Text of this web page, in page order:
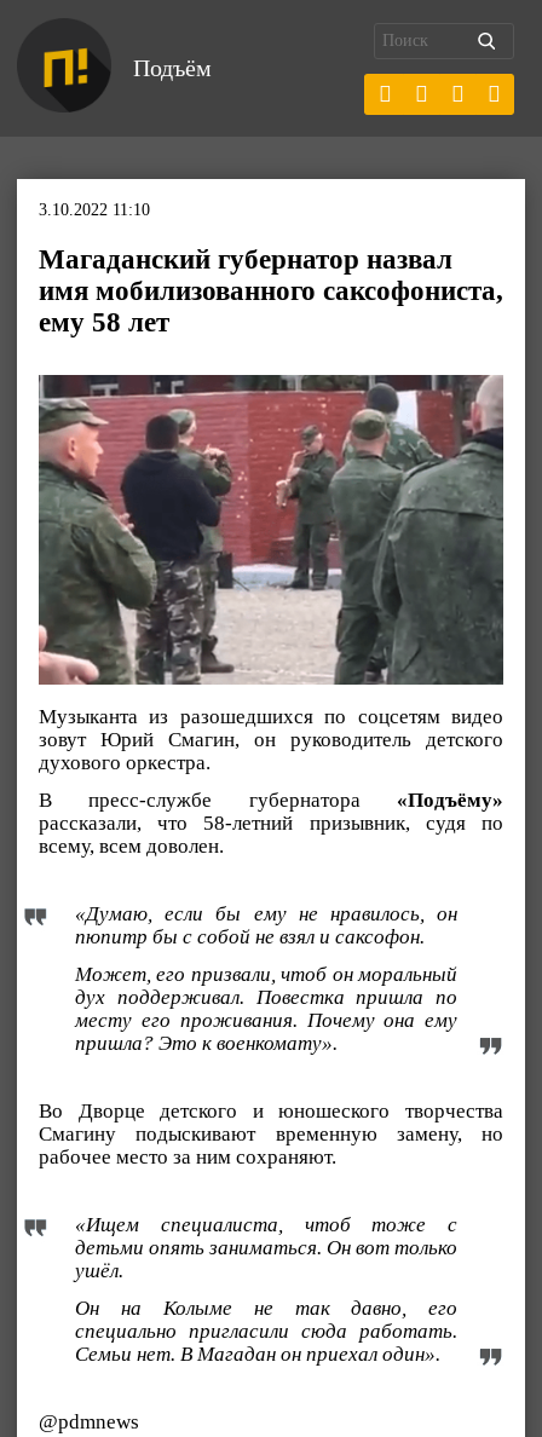
Подъём
3.10.2022 11:10
Магаданский губернатор назвал
имя мобилизованного саксофониста,
ему 58 лет
Музыканта из разошедшихся по соцсетям видео
зовут Юрий Смагин, он руководитель детского
духового оркестра.
В пресс-службе губернатора «Подъёму»
рассказали, что 58-летний призывник, судя по
всему, всем доволен.
«Думаю, если бы ему не нравилось, он
пюпитр бы с собой не взял и саксофон.
Может, его призвали, чтоб он моральный
дух поддерживал. Повестка пришла по
месту его проживания. Почему она ему
пришла? Это к военкомату».
Во Дворце детского и юношеского творчества
Смагину подыскивают временную замену, но
рабочее место за ним сохраняют.
«Ищем специалиста, чтоб тоже с
детьми опять заниматься. Он вот только
ушёл.
Он на Колыме не так давно, его
специально пригласили сюда работать.
Семьи нет. В Магадан он приехал один».
@pdmnews